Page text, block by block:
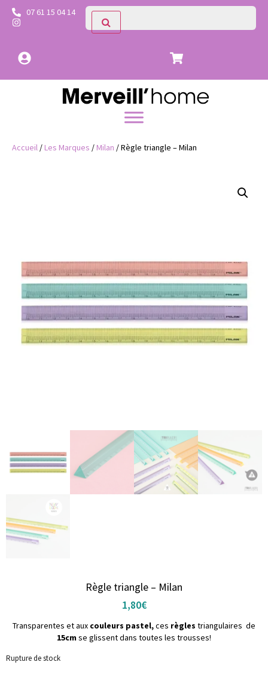
07 61 15 04 14
Accueil /Les Marques /Milan / Règle triangle – Milan
Règle triangle – Milan
1,80€
Transparentes et aux couleurs pastel,ces règles triangulaires de
15cmse glissent dans toutes les trousses!
Rupture de stock